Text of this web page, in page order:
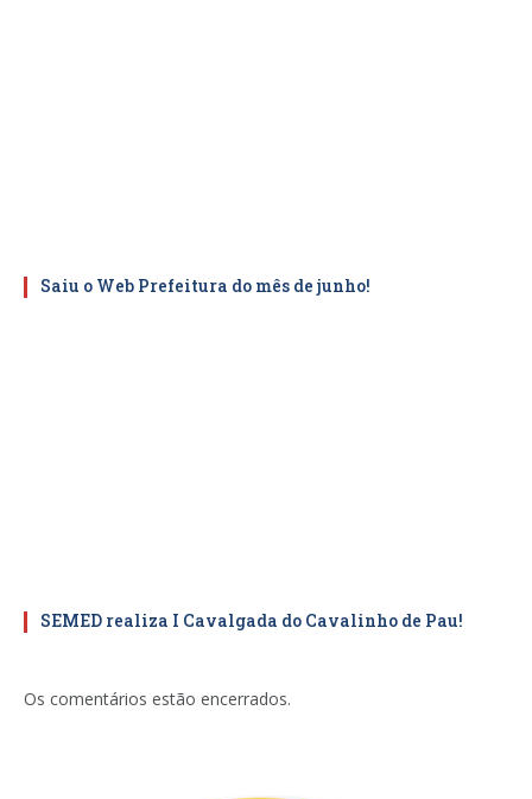
Saiu o Web Prefeitura do mês de junho!
SEMED realiza I Cavalgada do Cavalinho de Pau!
Os comentários estão encerrados.